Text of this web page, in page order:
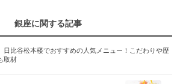
銀座に関する記事
日比谷松本楼でおすすめの人気メニュー！こだわりや歴
取材